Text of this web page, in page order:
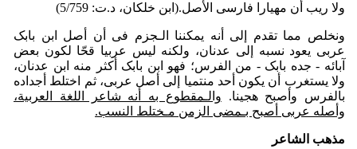
ولا ریب أن مهیارا فارسی الأصل.(ابن خلکان، د.ت: 5/759)
ونخلص مما تقدم إلى أنه یمکننا الـجزم فی أن أصل ابن بابک
عربی یعود نسبه إلى عدنان، ولکنه لیس عربیا قحّا لکون بعض
آبائه - جده بابک - من الفرس؛ فهو ابن بابک أکثر منه ابن عدنان،
ولا یستغرب أن یکون أحد منتمیا إلى أصل عربی، ثم اختلط أجداده
بالفرس وأصبح هجینا. والـمقطوع به أنه شاعر اللغة العربیة،
وأصله عربی أصبح بـمضی الزمن مـختلط النسب.
مذهب الشاعر